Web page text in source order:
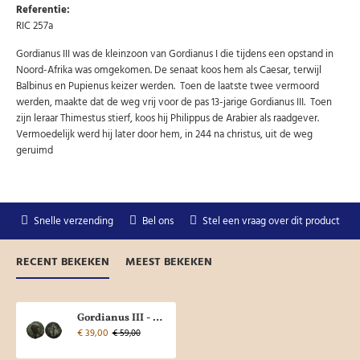
Referentie:
RIC 257a
Gordianus III was de kleinzoon van Gordianus I die tijdens een opstand in
Noord-Afrika was omgekomen. De senaat koos hem als Caesar, terwijl
Balbinus en Pupienus keizer werden. Toen de laatste twee vermoord
werden, maakte dat de weg vrij voor de pas 13-jarige Gordianus III. Toen
zijn leraar Thimestus stierf, koos hij Philippus de Arabier als raadgever.
Vermoedelijk werd hij later door hem, in 244 na christus, uit de weg
geruimd
Snelle verzending Bel ons Stel een vraag over dit product
RECENT BEKEKEN MEEST BEKEKEN
Gordianus III - Providentia Sestertius (D2313)
€ 39,00 € 59,00